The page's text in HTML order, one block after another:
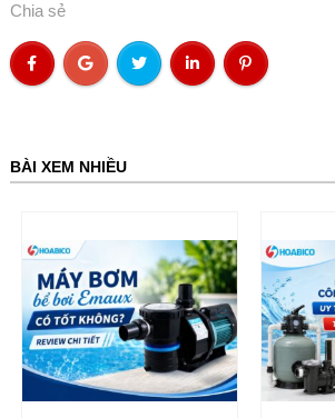
Chia sẻ
BÀI XEM NHIỀU